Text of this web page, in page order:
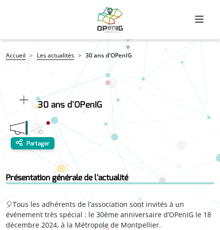
Fil d'Ariane
Accueil Les actualités 30 ans d'OPenIG
30 ans d'OPenIG
Partager
Présentation générale de l'actualité
🎈Tous les adhérents de l’association sont invités à un
événement très spécial : le 30ème anniversaire d’OPenIG le 18
décembre 2024, à la Métropole de Montpellier.